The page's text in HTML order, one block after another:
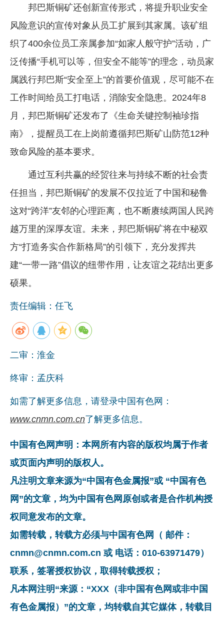
邦巴斯铜矿还创新宣传形式，将提升职业安全
风险意识的宣传对象从员工扩展到其家属。该矿组
织了400余位员工亲属参加“如家人般守护”活动，广
泛传播“手机可以等，但安全不能等”的理念，动员家
属践行邦巴斯“安全至上”的首要价值观，尽可能不在
工作时间给员工打电话，消除安全隐患。2024年8
月，邦巴斯铜矿还发布了《生命关键控制袖珍指
南》，提醒员工在上岗前遵循邦巴斯矿山防范12种
致命风险的基本要求。
通过互利共赢的经贸往来与持续不断的社会责
任担当，邦巴斯铜矿的发展不仅拉近了中国和秘鲁
这对“跨洋”友邻的心理距离，也不断赓续两国人民跨
越万里的深厚友谊。未来，邦巴斯铜矿将在中秘双
方“打造务实合作新格局”的引领下，充分发挥共
建“一带一路”倡议的纽带作用，让友谊之花结出更多
硕果。
责任编辑：任飞
二审：淮金
终审：孟庆科
如需了解更多信息，请登录中国有色网：
www.cnmn.com.cn了解更多信息。
中国有色网声明：本网所有内容的版权均属于作者
或页面内声明的版权人。
凡注明文章来源为“中国有色金属报”或 “中国有色
网”的文章，均为中国有色网原创或者是合作机构授
权同意发布的文章。
如需转载，转载方必须与中国有色网（ 邮件：
cnmn@cnmn.com.cn 或 电话：010-63971479）
联系，签署授权协议，取得转载授权；
凡本网注明“来源：“XXX（非中国有色网或非中国
有色金属报）”的文章，均转载自其它媒体，转载目